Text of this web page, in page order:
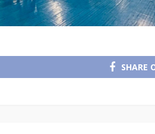
SHARE